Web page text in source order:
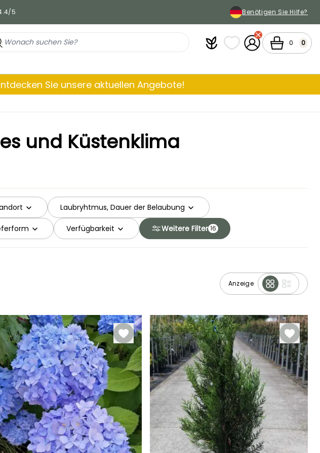
5 Benötigen Sie Hilfe?
PlantfitMeine Favoritenlisten
Mein KontoWarenkorb
0 0
Entdecken Sie unsere aktuellen Angebote!
und Küstenklima
Laubryhtmus, Dauer der Belaubung
Verfügbarkeit Weitere Filter 16
Anzeige